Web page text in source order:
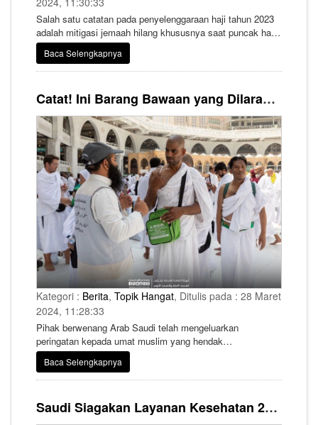
Salah satu catatan pada penyelenggaraan haji tahun 2023
adalah mitigasi jemaah hilang khususnya saat puncak haji
di Armuzna. Dimana pada tahun 2023, usai puncak haji di
Armuzna ada tiga jemaah haji yang diketahui hilang dan
menyebabkan pencarian berlarut.
Baca Selengkapnya
Catat! Ini Barang Bawaan yang Dilarang Dibawa Jemaah Umrah ke Tanah Suci
Kategori : Berita, Topik Hangat, Ditulis pada : 28 Maret
2024, 11:28:33
Pihak berwenang Arab Saudi telah mengeluarkan
peringatan kepada umat muslim yang hendak
melaksanakan ibadah umrah ke tanah suci agar tidak
membawa barang-barang tertentu saat melakukan
perjalanan ibadah.
Baca Selengkapnya
Saudi Siagakan Layanan Kesehatan 24 Jam di Masjidil Haram Selama Ramadhan